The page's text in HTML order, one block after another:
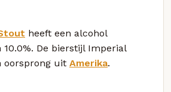
heeft een alcohol
10.0%. De bierstijl Imperial
oorsprong uit Amerika.